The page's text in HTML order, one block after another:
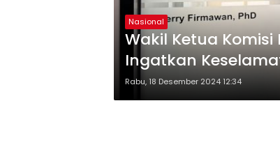
Nasional
Wakil Ketua Komisi
Ingatkan
Rabu, 18 Desember 2024 12:34